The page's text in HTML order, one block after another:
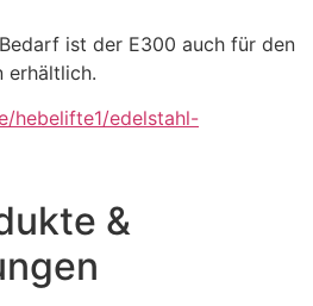
ist der E300 auch für den
erhältlich.
hebelifte1/edelstahl-
&